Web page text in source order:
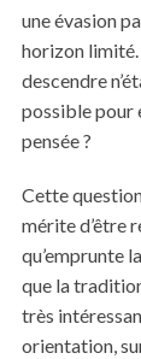
une évasion
horizon limité.
descendre
possible pour
pensée ?
Cette
mérite d’être
qu’emprunte
que la
très
orientation,